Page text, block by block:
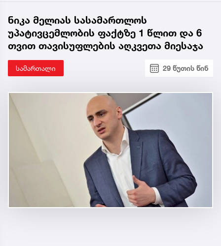
ნიკა მელიას სასამართლოს
უპატივცემლობის ფაქტზე 1 წლით და 6
თვით თავისუფლების აღკვეთა მიესაჯა
სამართალი 29 წუთის წინ